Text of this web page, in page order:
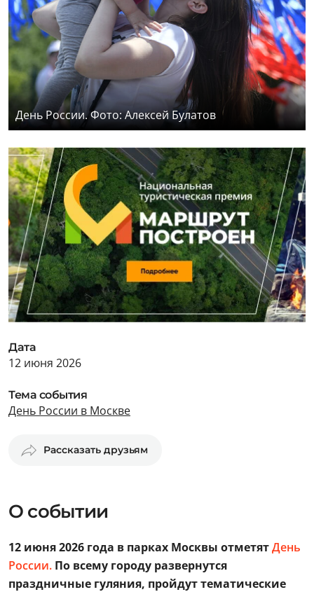
День России. Фото: Алексей Булатов
Дата
12 июня 2026
Тема события
День России в Москве
Рассказать друзьям
О событии
12 июня 2026 года в парках Москвы отметятДень
России. По всему городу развернутся
праздничные гуляния, пройдут тематические